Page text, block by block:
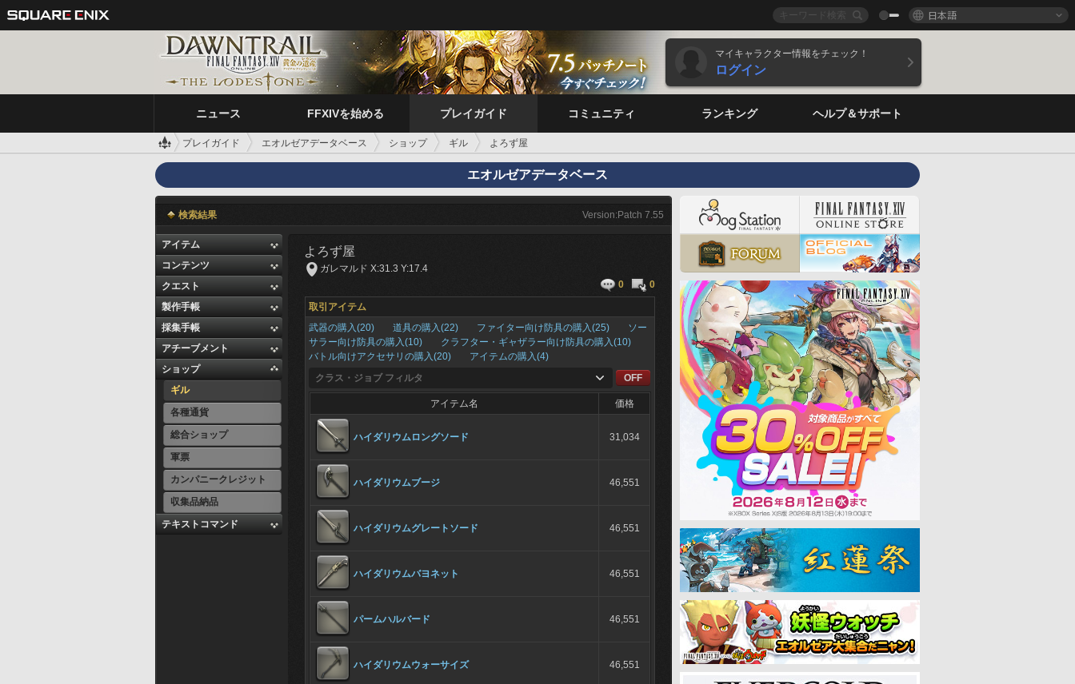
日本語
マイキャラクター情報をチェック！
ログイン
ニュース FFXIVを始める プレイガイド コミュニティ ランキング ヘルプ＆サポート
プレイガイド エオルゼアデータベース ショップ ギル よろず屋
エオルゼアデータベース
検索結果 Version:Patch 7.55
アイテム
コンテンツ
クエスト
製作手帳
採集手帳
アチーブメント
ショップ
ギル
各種通貨
総合ショップ
軍票
カンパニークレジット
収集品納品
テキストコマンド
よろず屋
ガレマルド X:31.3 Y:17.4
0
0
取引アイテム
武器の購入(20)
道具の購入(22) ファイター向け防具の購入(25)
ソー
サラー向け防具の購入(10)
クラフター・ギャザラー向け防具の購入(10)
バトル向けアクセサリの購入(20)
アイテムの購入(4)
クラス・ジョブ フィルタ
OFF
アイテム名 価格
ハイダリウムロングソード 31,034
ハイダリウムブージ 46,551
ハイダリウムグレートソード 46,551
ハイダリウムバヨネット 46,551
パームハルバード 46,551
ハイダリウムウォーサイズ 46,551